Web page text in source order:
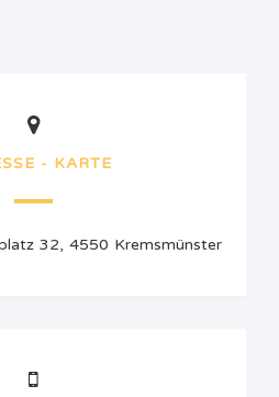
- KARTE
32, 4550 Kremsmünster